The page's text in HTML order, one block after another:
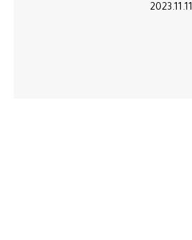
2023.11.11